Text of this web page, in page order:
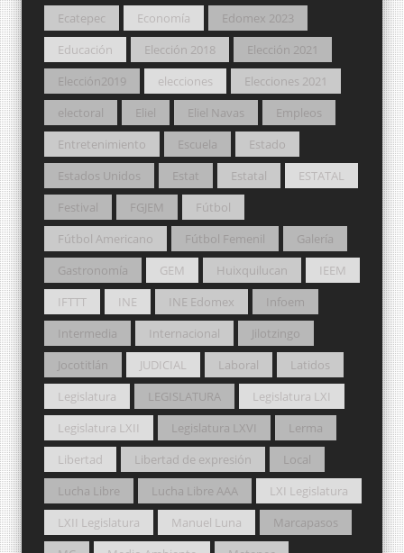
Ecatepec
Economía
Edomex 2023
Educación
Elección 2018
Elección 2021
Elección2019
elecciones
Elecciones 2021
electoral
Eliel Eliel Navas
Empleos
Entretenimiento
Escuela
Estado
Estados Unidos
Estat Estatal
ESTATAL
Festival
FGJEM
Fútbol
Fútbol Americano
Fútbol Femenil
Galería
Gastronomía
GEM Huixquilucan
IEEM
IFTTT
INE INE Edomex
Infoem
Intermedia
Internacional
Jilotzingo
Jocotitlán
JUDICIAL Laboral
Latidos
Legislatura
LEGISLATURA
Legislatura LXI
Legislatura LXII
Legislatura LXVI
Lerma
Libertad
Libertad de expresión
Local
Lucha Libre
Lucha Libre AAA
LXI Legislatura
LXII Legislatura
Manuel Luna
Marcapasos